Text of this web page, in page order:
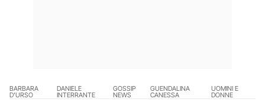
BARBARA
D'URSO
DANIELE
INTERRANTE
GOSSIP
NEWS
GUENDALINA
CANESSA
UOMINI E
DONNE